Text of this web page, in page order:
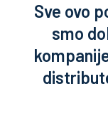
Sve ovo
smo